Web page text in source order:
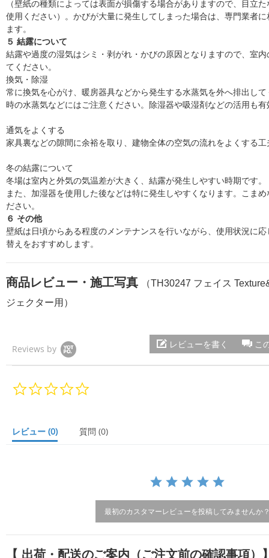
（壁紙の種類によっては表面が損傷する場合がありますので、目立
使用ください）。かびが大量に発生してしまった場合は、専門業者
ます。
５ 結露について
結露や過度の湿気はシミ・剥がれ・かびの原因となりますので、室
てください。
換気・除湿
常に換気を心がけ、暖房器具などから発生する水蒸気を外へ排出し
時の水蒸気などにはご注意ください。除湿器や吸湿剤などの活用も有
通気をよくする
家具裏などの隙間に余裕を取り、建物全体の空気の流れをよくする
冬の結露について
冬場は室内と外気の気温差が大きく、結露が発生しやすい時期です。
また、加湿器を使用した後などは特に発生しやすくなります。こま
ださい。
６ その他
壁紙は日頃からある程度のメンテナンスを行いながら、使用状況に
替えをおすすめします。
商品レビュー・施工写真
（TH30247 フェイス
ジェクター用）
Reviews by こ
レビューを書く
a
r
レビュー (0) 質問 (0)
最初のカスタマーレビューを投稿してみませんか
【 出荷・配送のご案内（ご注文前の確認事項）